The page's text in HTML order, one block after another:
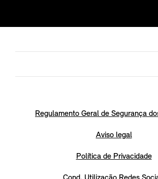
Regulamento Geral de Segurança
Aviso legal
Política de Privacidade